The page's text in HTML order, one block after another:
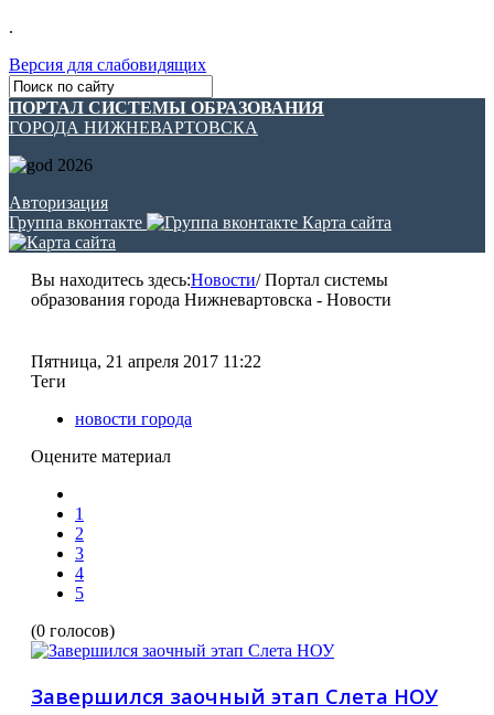
.
Версия для слабовидящих
ПОРТАЛ СИСТЕМЫ ОБРАЗОВАНИЯ
ГОРОДА НИЖНЕВАРТОВСКА
Авторизация
Группа вконтакте
Карта сайта
Вы находитесь здесь:Новости/Портал системы
образования города Нижневартовска - Новости
Пятница, 21 апреля 2017 11:22
Теги
новости города
Оцените материал
1
2
3
4
5
(0 голосов)
Завершился заочный этап Слета НОУ